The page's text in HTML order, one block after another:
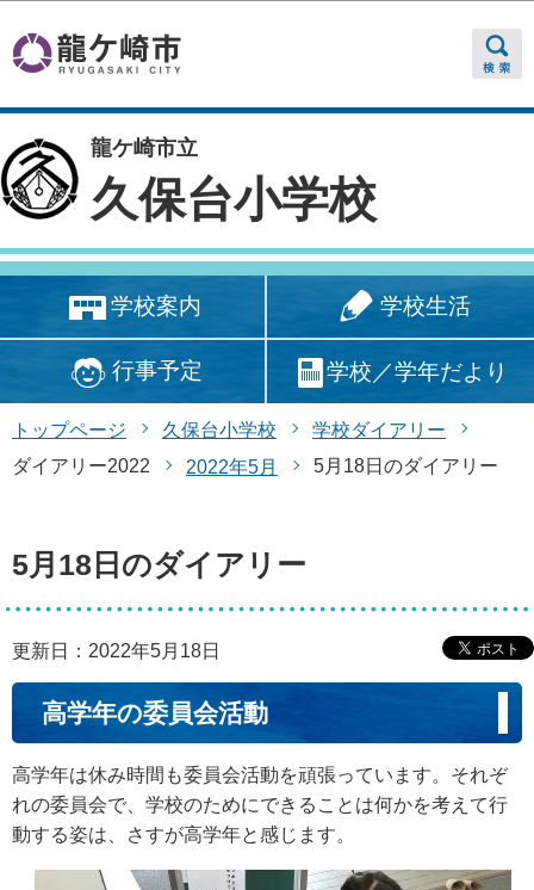
龍ケ崎市立
久保台小学校
学校案内 学校生活
行事予定 学校／学年だより
トップページ 久保台小学校
学校ダイアリー
ダイアリー2022
2022年5月 5月18日のダイアリー
5月18日のダイアリー
更新日：2022年5月18日
高学年の委員会活動
高学年は休み時間も委員会活動を頑張っています。それぞ
れの委員会で、学校のためにできることは何かを考えて行
動する姿は、さすが高学年と感じます。